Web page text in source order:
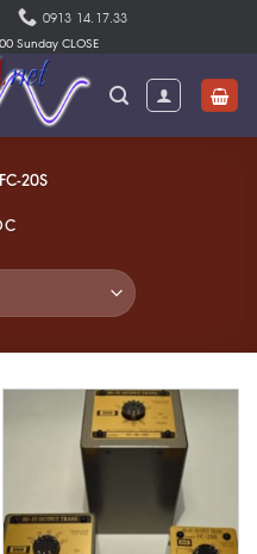
0913 14.17.33
Sunday CLOSE
FC-20S